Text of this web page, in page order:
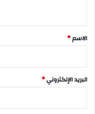
*
الاسم*
البريد الإلكتروني*